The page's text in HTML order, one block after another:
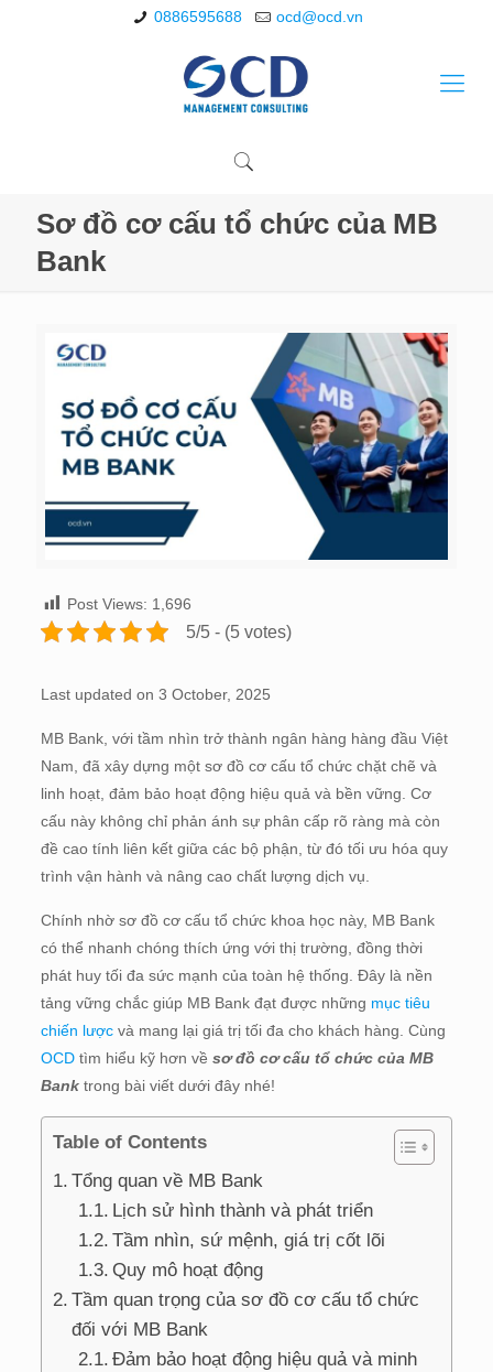
0886595688 ocd@ocd.vn
Sơ đồ cơ cấu tổ chức của MB
Bank
Post Views: 1,696
5/5 - (5 votes)
Last updated on 3 October, 2025
MB Bank, với tầm nhìn trở thành ngân hàng hàng đầu Việt
Nam, đã xây dựng một sơ đồ cơ cấu tổ chức chặt chẽ và
linh hoạt, đảm bảo hoạt động hiệu quả và bền vững. Cơ
cấu này không chỉ phản ánh sự phân cấp rõ ràng mà còn
đề cao tính liên kết giữa các bộ phận, từ đó tối ưu hóa quy
trình vận hành và nâng cao chất lượng dịch vụ.
Chính nhờ sơ đồ cơ cấu tổ chức khoa học này, MB Bank
có thể nhanh chóng thích ứng với thị trường, đồng thời
phát huy tối đa sức mạnh của toàn hệ thống. Đây là nền
tảng vững chắc giúp MB Bank đạt được những mục tiêu
chiến lượcvà mang lại giá trị tối đa cho khách hàng. Cùng
OCDtìm hiểu kỹ hơn về sơ đồ cơ cấu tổ chức của MB
Banktrong bài viết dưới đây nhé!
Table of Contents
Tổng quan về MB Bank
Lịch sử hình thành và phát triển
Tầm nhìn, sứ mệnh, giá trị cốt lõi
Quy mô hoạt động
Tầm quan trọng của sơ đồ cơ cấu tổ chức
đối với MB Bank
Đảm bảo hoạt động hiệu quả và minh